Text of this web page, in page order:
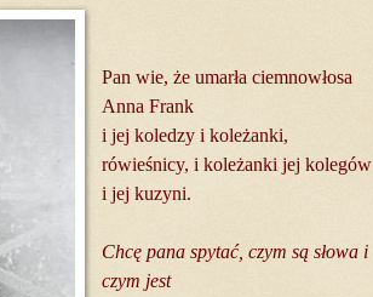
Pan wie, że umarła ciemnowłosa
Anna Frank
i jej koledzy i koleżanki,
rówieśnicy, i koleżanki jej kolegów
i jej kuzyni.
Chcę pana spytać, czym są słowa i
czym jest